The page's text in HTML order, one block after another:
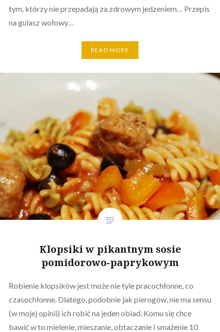
tym, którzy nie przepadają za zdrowym jedzeniem… Przepis
na gulasz wołowy…
READ MORE
Klopsiki w pikantnym sosie
pomidorowo-paprykowym
Robienie klopsików jest może nie tyle pracochłonne, co
czasochłonne. Dlatego, podobnie jak pierogów, nie ma sensu
(w mojej opinii) ich robić na jeden obiad. Komu się chce
bawić w to mielenie, mieszanie, obtaczanie i smażenie 10